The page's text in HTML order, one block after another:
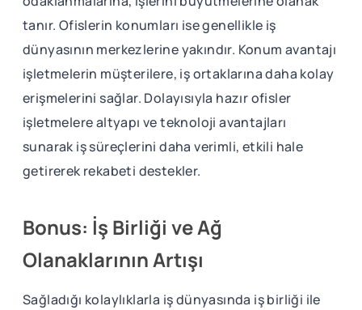
tanır. Ofislerin konumları ise genellikle iş
dünyasının merkezlerine yakındır. Konum avantajı
işletmelerin müşterilere, iş ortaklarına daha kolay
erişmelerini sağlar. Dolayısıyla hazır ofisler
işletmelere altyapı ve teknoloji avantajları
sunarak iş süreçlerini daha verimli, etkili hale
getirerek rekabeti destekler.
Bonus: İş Birliği ve Ağ
Olanaklarının Artışı
Sağladığı kolaylıklarla iş dünyasında iş birliği ile